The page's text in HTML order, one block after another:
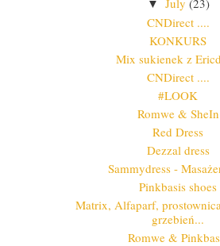
▼
CNDirect ....
KONKURS
Mix sukienek z
CNDirect ....
#LOOK
Romwe & SheIn
Red Dress
Dezzal dress
Sammydress -
Pinkbasis shoes
Matrix, Alfaparf,
grzebień...
Romwe &